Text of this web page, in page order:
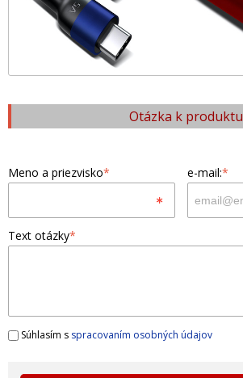
Otázka k produktu
Meno a priezvisko* e-mail:*
Text otázky*
Súhlasím s spracovaním osobných údajov